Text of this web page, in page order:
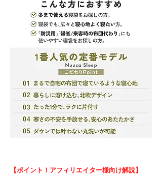
【ポイント！アフィリエイター様向け解説】